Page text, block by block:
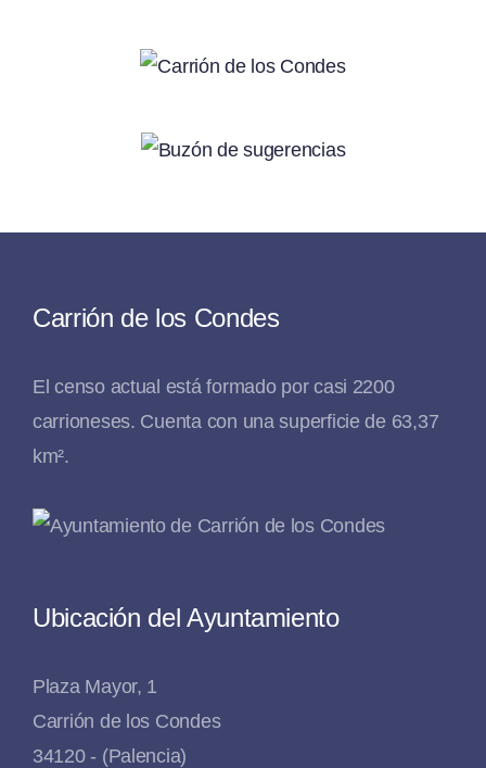
Carrión de los Condes
El censo actual está formado por casi 2200
carrioneses. Cuenta con una superficie de 63,37
km².
Ubicación del Ayuntamiento
Plaza Mayor, 1
Carrión de los Condes
34120 - (Palencia)